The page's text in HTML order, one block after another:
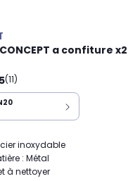
a confiture x2
(11)
inoxydable
: Métal
à nettoyer